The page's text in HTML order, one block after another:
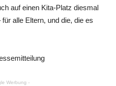
auf einen Kita-Platz diesmal
alle Eltern, und die, die es
Werbung -